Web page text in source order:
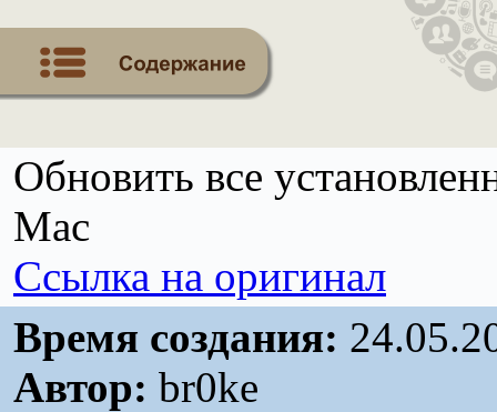
Обновить все
Mac
Ссылка на оригинал
Время создания:
Автор: br0ke